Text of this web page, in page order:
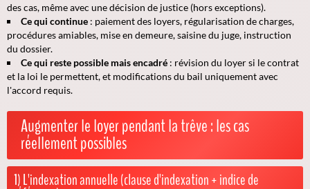
des cas, même avec une décision de justice (hors exceptions).
Ce qui continue : paiement des loyers, régularisation de charges,
procédures amiables, mise en demeure, saisine du juge, instruction
du dossier.
Ce qui reste possible mais encadré : révision du loyer si le contrat
et la loi le permettent, et modifications du bail uniquement avec
l'accord requis.
Augmenter le loyer pendant la trêve : les cas
réellement possibles
1) L'indexation annuelle (clause d'indexation + indice de